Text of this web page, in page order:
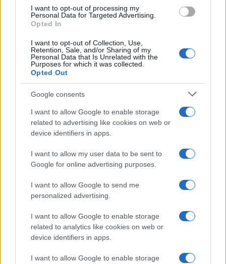
consent section.
I want to opt-out of processing my
Personal Data for Targeted Advertising.
Opted In
I want to opt-out of Collection, Use,
Retention, Sale, and/or Sharing of my
Personal Data that Is Unrelated with the
Purposes for which it was collected.
Opted Out
Google consents
I want to allow Google to enable storage
related to advertising like cookies on web or
device identifiers in apps.
I want to allow my user data to be sent to
Google for online advertising purposes.
I want to allow Google to send me
personalized advertising.
I want to allow Google to enable storage
related to analytics like cookies on web or
device identifiers in apps.
I want to allow Google to enable storage
UK
News Hub UK
Lgbtq News
Olanda
Investeren 24
NL Newz